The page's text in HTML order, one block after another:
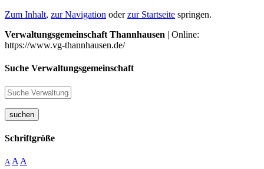
Zum Inhalt, zur Navigation oderzur Startseite springen.
Verwaltungsgemeinschaft Thannhausen | Online:
https://www.vg-thannhausen.de/
Suche Verwaltungsgemeinschaft
suchen
Schriftgröße
A A A